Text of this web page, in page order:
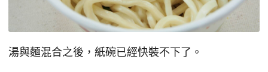
湯與麵混合之後，紙碗已經快裝不下了。